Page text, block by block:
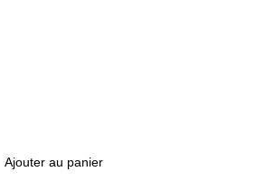
Ajouter au panier